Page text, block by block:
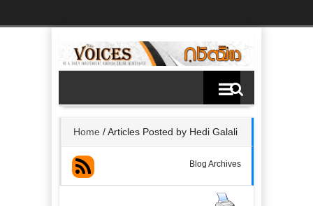
Home /Articles Posted by Hedi Galali
Blog Archives